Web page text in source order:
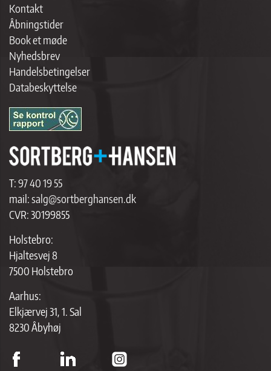
Kontakt
Åbningstider
Book et møde
Nyhedsbrev
Handelsbetingelser
Databeskyttelse
T:97 40 19 55
mail:salg@sortberghansen.dk
CVR: 30199855
Holstebro:
Hjaltesvej 8
7500 Holstebro
Aarhus:
Elkjærvej 31, 1. Sal
8230 Åbyhøj